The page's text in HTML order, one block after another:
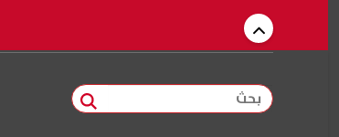
بحث